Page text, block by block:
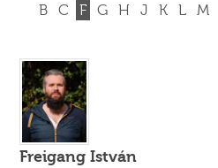
B C F G H J K L M
Freigang István